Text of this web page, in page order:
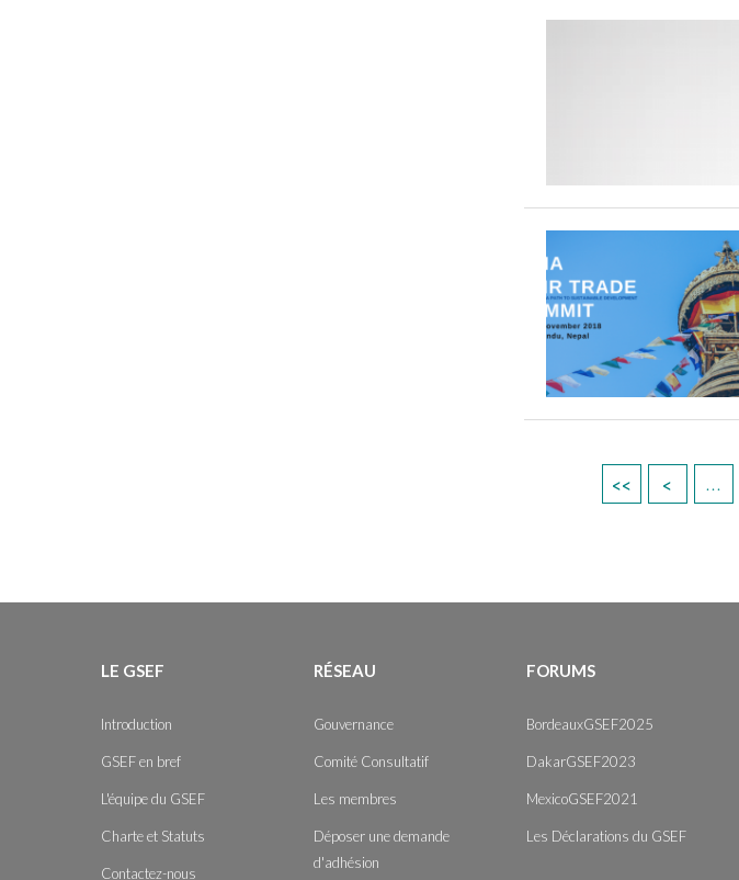
…
LE GSEF
Introduction
GSEF en bref
L'équipe du GSEF
Charte et Statuts
Contactez-nous
RÉSEAU
Gouvernance
Comité Consultatif
Les membres
Déposer une demande
d'adhésion
FORUMS
BordeauxGSEF2025
DakarGSEF2023
MexicoGSEF2021
Les Déclarations du GSEF